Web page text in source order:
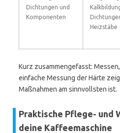
Dichtungen und
Komponenten
Heizstäbe
Kurz zusammengefasst:
einfache Messung der Härte
Maßnahmen am sinnvollsten ist.
Praktische Pflege- und
deine Kaffeemaschine